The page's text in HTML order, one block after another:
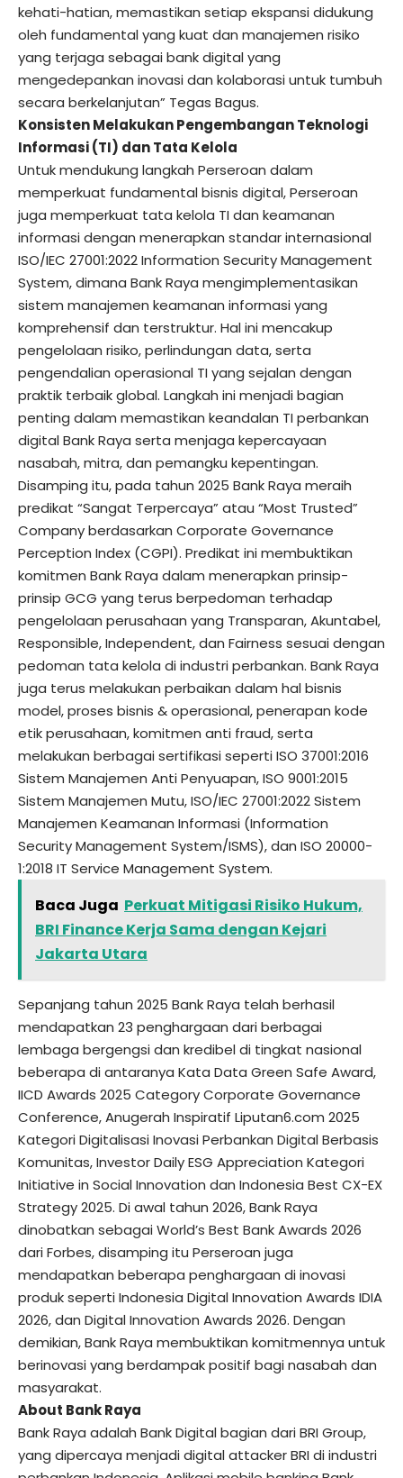
kehati-hatian, memastikan setiap ekspansi didukung
oleh fundamental yang kuat dan manajemen risiko
yang terjaga sebagai bank digital yang
mengedepankan inovasi dan kolaborasi untuk tumbuh
secara berkelanjutan” Tegas Bagus.
Konsisten Melakukan Pengembangan Teknologi
Informasi (TI) dan Tata Kelola
Untuk mendukung langkah Perseroan dalam
memperkuat fundamental bisnis digital, Perseroan
juga memperkuat tata kelola TI dan keamanan
informasi dengan menerapkan standar internasional
ISO/IEC 27001:2022 Information Security Management
System, dimana Bank Raya mengimplementasikan
sistem manajemen keamanan informasi yang
komprehensif dan terstruktur. Hal ini mencakup
pengelolaan risiko, perlindungan data, serta
pengendalian operasional TI yang sejalan dengan
praktik terbaik global. Langkah ini menjadi bagian
penting dalam memastikan keandalan TI perbankan
digital Bank Raya serta menjaga kepercayaan
nasabah, mitra, dan pemangku kepentingan.
Disamping itu, pada tahun 2025 Bank Raya meraih
predikat “Sangat Terpercaya” atau “Most Trusted”
Company berdasarkan Corporate Governance
Perception Index (CGPI). Predikat ini membuktikan
komitmen Bank Raya dalam menerapkan prinsip-
prinsip GCG yang terus berpedoman terhadap
pengelolaan perusahaan yang Transparan, Akuntabel,
Responsible, Independent, dan Fairness sesuai dengan
pedoman tata kelola di industri perbankan. Bank Raya
juga terus melakukan perbaikan dalam hal bisnis
model, proses bisnis & operasional, penerapan kode
etik perusahaan, komitmen anti fraud, serta
melakukan berbagai sertifikasi seperti ISO 37001:2016
Sistem Manajemen Anti Penyuapan, ISO 9001:2015
Sistem Manajemen Mutu, ISO/IEC 27001:2022 Sistem
Manajemen Keamanan Informasi (Information
Security Management System/ISMS), dan ISO 20000-
1:2018 IT Service Management System.
Baca Juga Perkuat Mitigasi Risiko Hukum,
BRI Finance Kerja Sama dengan Kejari
Jakarta Utara
Sepanjang tahun 2025 Bank Raya telah berhasil
mendapatkan 23 penghargaan dari berbagai
lembaga bergengsi dan kredibel di tingkat nasional
beberapa di antaranya Kata Data Green Safe Award,
IICD Awards 2025 Category Corporate Governance
Conference, Anugerah Inspiratif Liputan6.com 2025
Kategori Digitalisasi Inovasi Perbankan Digital Berbasis
Komunitas, Investor Daily ESG Appreciation Kategori
Initiative in Social Innovation dan Indonesia Best CX-EX
Strategy 2025. Di awal tahun 2026, Bank Raya
dinobatkan sebagai World’s Best Bank Awards 2026
dari Forbes, disamping itu Perseroan juga
mendapatkan beberapa penghargaan di inovasi
produk seperti Indonesia Digital Innovation Awards IDIA
2026, dan Digital Innovation Awards 2026. Dengan
demikian, Bank Raya membuktikan komitmennya untuk
berinovasi yang berdampak positif bagi nasabah dan
masyarakat.
About Bank Raya
Bank Raya adalah Bank Digital bagian dari BRI Group,
yang dipercaya menjadi digital attacker BRI di industri